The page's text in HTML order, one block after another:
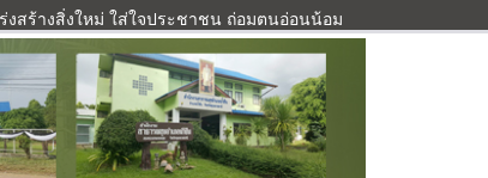
ร่งสร้างสิ่งใหม่ ใส่ใจประชาชน ถ่อมตนอ่อนน้อม